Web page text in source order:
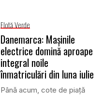
Flotă Verde
Danemarca: Mașinile
electrice domină aproape
integral noile
înmatriculări din luna iulie
Până acum, cote de piață